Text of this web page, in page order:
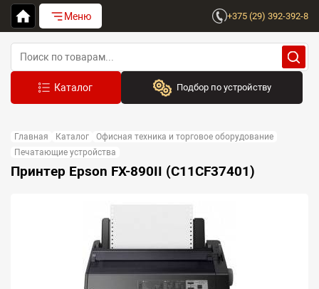
Меню +375 (29) 392-392-8
Подбор по устройству
Выберите бренд
Устройство:
Главная Каталог
Офисная техника и торговое оборудование
Печатающие устройства
Принтер Epson FX-890II (C11CF37401)